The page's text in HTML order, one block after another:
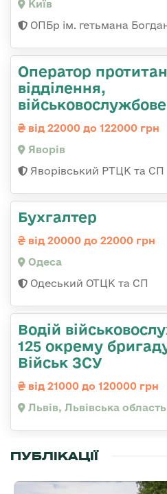
Київ
ОПБр ім. гетьмана
Оператор
відділення,
від 22000 до 122000 грн
Яворів
Яворівський РТЦК та СП
Бухгалтер
від 20000 до 22000 грн
Одеса
Одеський ОТЦК та СП
Водій
125 окрему
Військ ЗСУ
від 21000 до 120000 грн
Львів, Львівська область
ПУБЛІКАЦІЇ